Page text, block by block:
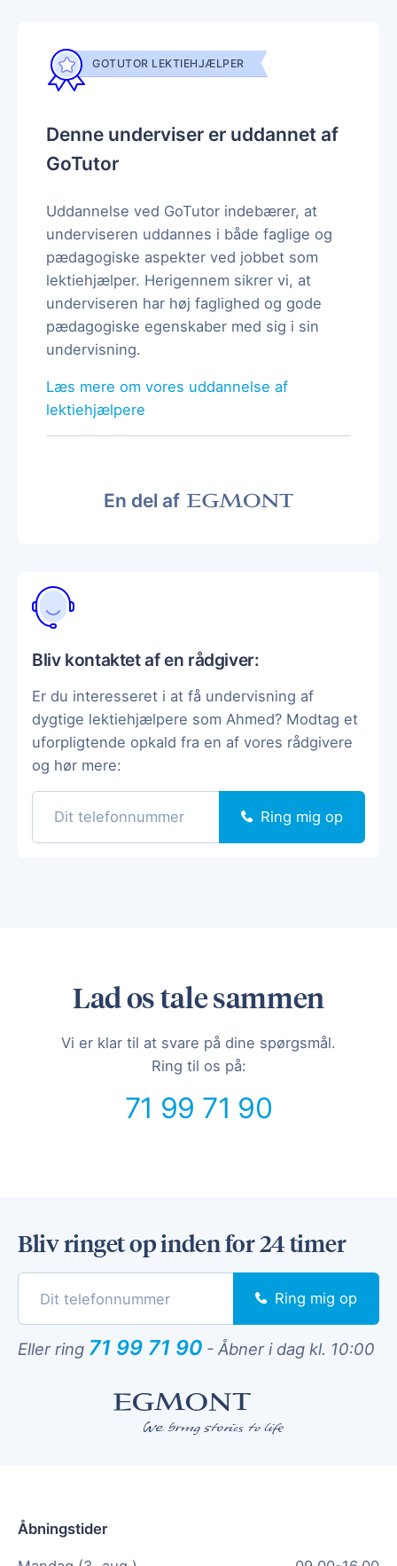
GOTUTOR LEKTIEHJÆLPER
Denne underviser er uddannet af
GoTutor
Uddannelse ved GoTutor indebærer, at
underviseren uddannes i både faglige og
pædagogiske aspekter ved jobbet som
lektiehjælper. Herigennem sikrer vi, at
underviseren har høj faglighed og gode
pædagogiske egenskaber med sig i sin
undervisning.
Læs mere om vores uddannelse af
lektiehjælpere
En del af
Bliv kontaktet af en rådgiver:
Er du interesseret i at få undervisning af
dygtige lektiehjælpere som Ahmed? Modtag et
uforpligtende opkald fra en af vores rådgivere
og hør mere:
Ring mig op
Lad os tale sammen
Vi er klar til at svare på dine spørgsmål.
Ring til os på:
71 99 71 90
Bliv ringet op inden for 24 timer
Ring mig op
Eller ring 71 99 71 90 - Åbner i dag kl. 10:00
Åbningstider